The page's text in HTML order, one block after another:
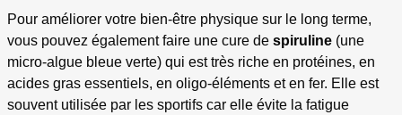
Pour améliorer votre bien-être physique sur le long terme,
vous pouvez également faire une cure de spiruline (une
micro-algue bleue verte) qui est très riche en protéines, en
acides gras essentiels, en oligo-éléments et en fer. Elle est
souvent utilisée par les sportifs car elle évite la fatigue